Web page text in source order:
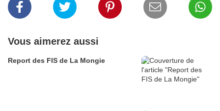
Vous aimerez aussi
Report des FIS de La Mongie